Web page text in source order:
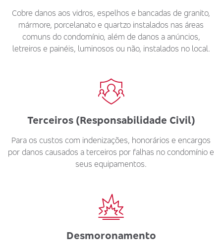
Cobre danos aos vidros, espelhos e bancadas de granito,
mármore, porcelanato e quartzo instalados nas áreas
comuns do condomínio, além de danos a anúncios,
letreiros e painéis, luminosos ou não, instalados no local.
Terceiros (Responsabilidade Civil)
Para os custos com indenizações, honorários e encargos
por danos causados a terceiros por falhas no condomínio e
seus equipamentos.
Desmoronamento